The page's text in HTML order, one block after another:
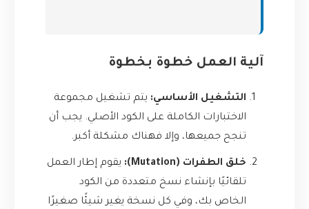
آلية العمل خطوة بخطوة
التشغيل الأساسي: يتم تشغيل مجموعة
الاختبارات الكاملة على الكود الأصلي. يجب أن
تنجح جميعها، وإلا فهناك مشكلة أكبر.
خلق الطفرات (Mutation):
يقوم إطار العمل
تلقائيًا بإنشاء نسخ متعددة من الكود
الخاص بك، وفي كل نسخة يغير شيئًا صغيرًا